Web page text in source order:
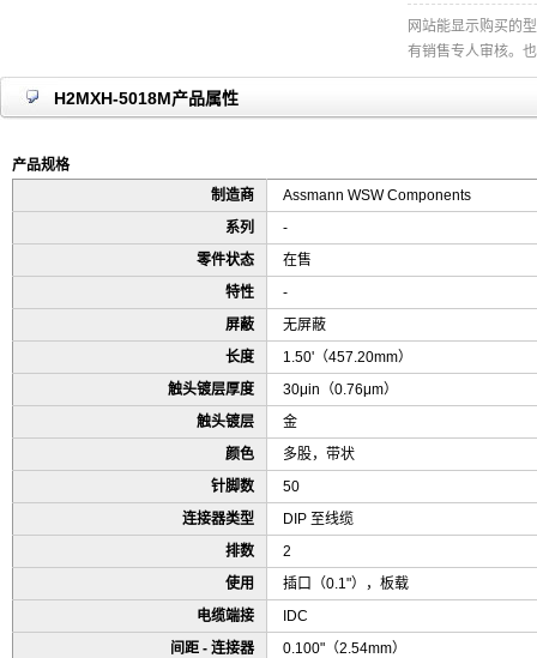
网站能显示购买的
有销售专人审核。
H2MXH-5018M产品属性
产品规格
制造商
Assmann WSW Components
系列
-
零件状态
在售
特性
-
屏蔽
无屏蔽
长度
1.50'（457.20mm）
触头镀层厚度
30μin（0.76μm）
触头镀层
金
颜色
多股，带状
针脚数
50
连接器类型
DIP 至线缆
排数
2
使用
插口（0.1"），板载
电缆端接
IDC
间距 - 连接器
0.100"（2.54mm）